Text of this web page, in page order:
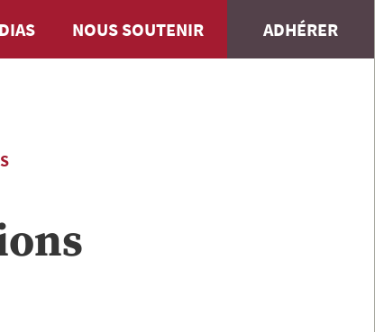
NOUS SOUTENIR ADHÉRER